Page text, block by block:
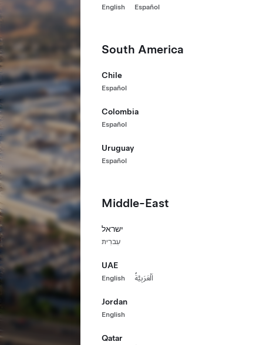
English Español
South America
Chile
Español
Colombia
Español
Uruguay
Español
Middle-East
ישראל
עִברִית
UAE
English اَلْعَرَبِيَّةُ
Jordan
English
Qatar